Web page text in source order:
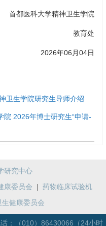
首都医科大学精神卫生学院
教育处
2026年06月04日
卫生学院研究生导师介绍
院 2026年博士研究生“申请-
研究中心
康委员会 | 药物临床试验机
生健康委员会
： （010）86430066（24小时